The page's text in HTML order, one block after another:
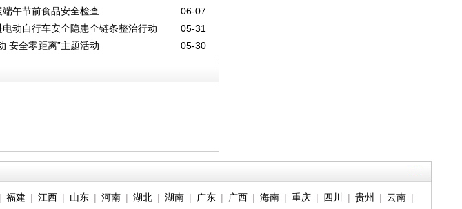
06-07
午节前食品安全检查
05-31
动自行车安全隐患全链条整治行动
05-30
安全零距离”主题活动
福建 | 江西| 山东| 河南| 湖北| 湖南| 广东| 广西| 海南| 重庆| 四川 | 贵州 | 云南|